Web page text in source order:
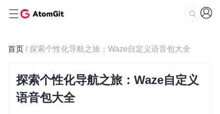
首页 / 探索个性化导航之旅：Waze自定义语音包大全
探索个性化导航之旅：Waze自定义
语音包大全